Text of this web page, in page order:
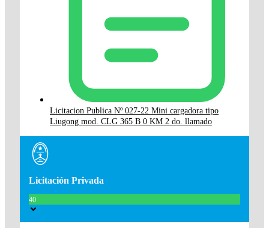
Licitacion Publica Nº 027-22 Mini cargadora tipo
Liugong mod. CLG 365 B 0 KM 2 do. llamado
Licitación Privada
40